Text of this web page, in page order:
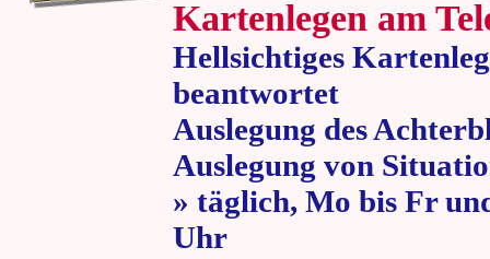
Kartenlegen am
Hellsichtiges
beantwortet
Auslegung des
Auslegung von
» täglich, Mo bis Fr
Uhr » 80